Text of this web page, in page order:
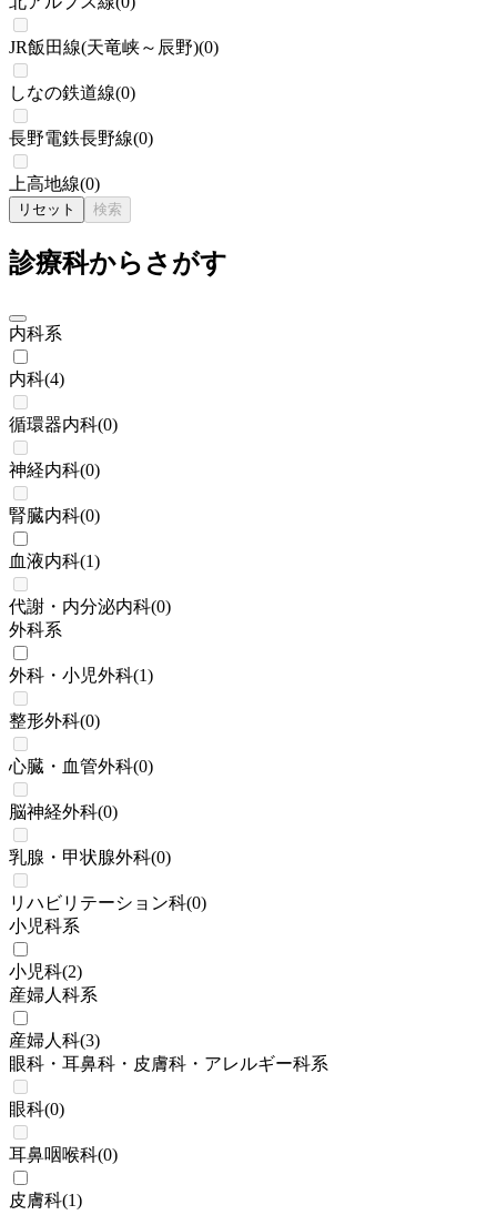
JR飯田線(天竜峡～辰野)(0)
しなの鉄道線(0)
長野電鉄長野線(0)
上高地線(0)
リセット 検索
診療科からさがす
内科系
内科(4)
循環器内科(0)
神経内科(0)
腎臓内科(0)
血液内科(1)
代謝・内分泌内科(0)
外科系
外科・小児外科(1)
整形外科(0)
心臓・血管外科(0)
脳神経外科(0)
乳腺・甲状腺外科(0)
リハビリテーション科(0)
小児科系
小児科(2)
産婦人科系
産婦人科(3)
眼科・耳鼻科・皮膚科・アレルギー科系
眼科(0)
耳鼻咽喉科(0)
皮膚科(1)